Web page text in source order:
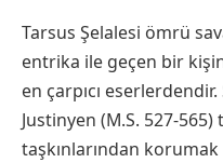
Tarsus Şelalesi ömrü
entrika ile geçen bir
en çarpıcı
Justinyen (M.S. 527-
taşkınlarından korumak